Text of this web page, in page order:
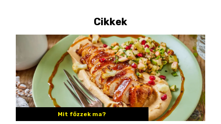
Cikkek
Mit főzzek ma?